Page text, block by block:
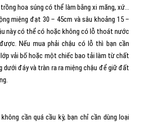
hoa súng có thể làm bằng xi măng, xứ…
miệng đạt 30 – 45cm và sâu khoảng 15 –
này có thể có hoặc không có lỗ thoát nước
Nếu mua phải chậu có lỗ thì bạn cần
vải bố hoặc một chiếc bao tải làm từ chất
dưới đáy và tràn ra ra miệng chậu để giữ đất
cần quá cầu kỳ, bạn chỉ cần dùng loại